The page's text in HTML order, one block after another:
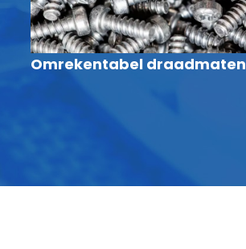
Omrekentabel draadmaten